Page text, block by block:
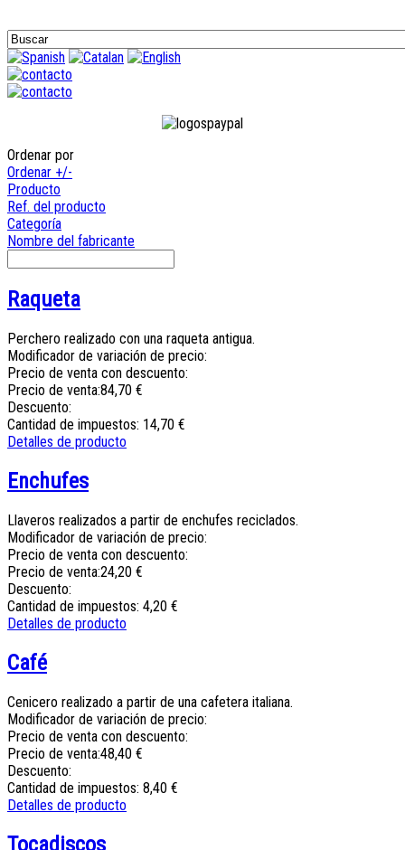
Ordenar por
Ordenar +/-
Producto
Ref. del producto
Categoría
Nombre del fabricante
Raqueta
Perchero realizado con una raqueta antigua.
Modificador de variación de precio:
Precio de venta con descuento:
Precio de venta:84,70 €
Descuento:
Cantidad de impuestos: 14,70 €
Detalles de producto
Enchufes
Llaveros realizados a partir de enchufes reciclados.
Modificador de variación de precio:
Precio de venta con descuento:
Precio de venta:24,20 €
Descuento:
Cantidad de impuestos: 4,20 €
Detalles de producto
Café
Cenicero realizado a partir de una cafetera italiana.
Modificador de variación de precio:
Precio de venta con descuento:
Precio de venta:48,40 €
Descuento:
Cantidad de impuestos: 8,40 €
Detalles de producto
Tocadiscos